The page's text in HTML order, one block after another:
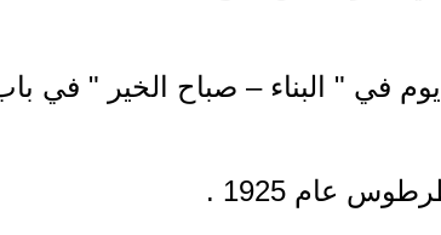
في " البناء – صباح الخير " في
عام 1925 .